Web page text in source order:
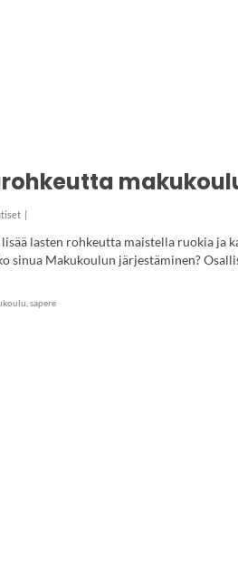
|
lasten rohkeutta maistella ruokia ja
sinua Makukoulun järjestäminen?
sapere